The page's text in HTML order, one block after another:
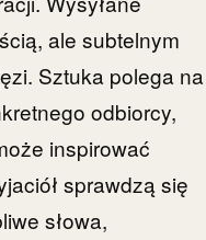
ale subtelnym
Sztuka polega na
odbiorcy,
inspirować
sprawdzą się
słowa,